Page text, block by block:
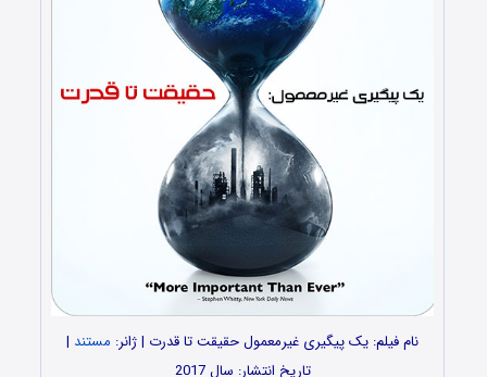
نام فیلم: یک پیگیری غیرمعمول حقیقت تا قدرت | ژانر: مستند |
تاریخ انتشار: سال 2017